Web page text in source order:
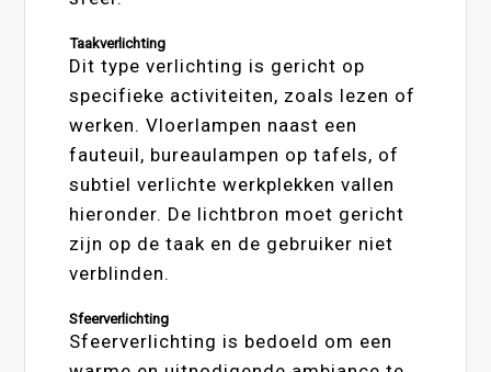
Taakverlichting
Dit type verlichting is gericht op
specifieke activiteiten, zoals lezen of
werken. Vloerlampen naast een
fauteuil, bureaulampen op tafels, of
subtiel verlichte werkplekken vallen
hieronder. De lichtbron moet gericht
zijn op de taak en de gebruiker niet
verblinden.
Sfeerverlichting
Sfeerverlichting is bedoeld om een